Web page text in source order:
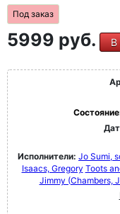
Под заказ
5999 руб. В
Исполнители: Jo Sumi,
Isaacs, Gregory Toots
Jimmy (Chambers,